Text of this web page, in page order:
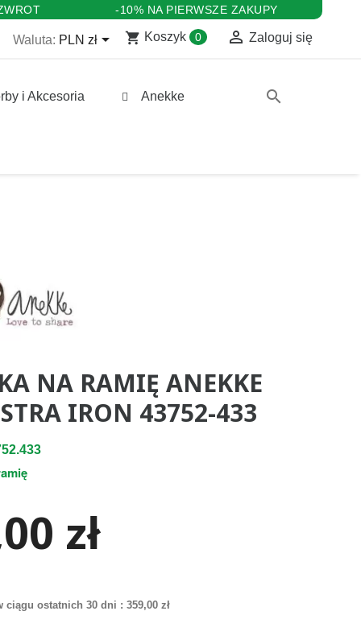
-10% NA PIERWSZE ZAKUPY
Waluta: PLN zł shopping_cart Koszyk 0  Zaloguj się
i Akcesoria Anekke search
NA RAMIĘ ANEKKE
IRON 43752-433
zł
ciągu ostatnich 30 dni : 359,00 zł